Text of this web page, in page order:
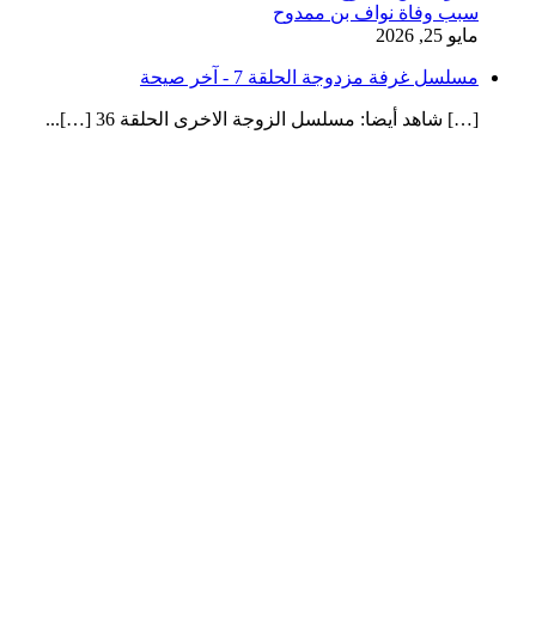
سبب وفاة نواف بن ممدوح
مايو 25, 2026
مسلسل غرفة مزدوجة الحلقة 7 - آخر صيحة
[…] شاهد أيضا: مسلسل الزوجة الاخرى الحلقة 36 […]...